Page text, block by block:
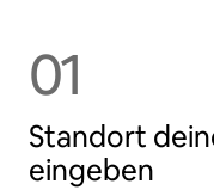
01
Standort
eingeben